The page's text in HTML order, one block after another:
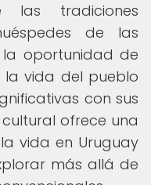
las tradiciones
de las
oportunidad de
la vida del pueblo
con sus
ofrece una
vida en Uruguay
más allá de